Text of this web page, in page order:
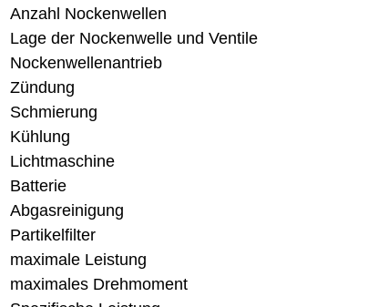
Anzahl Nockenwellen
Lage der Nockenwelle und Ventile
Nockenwellenantrieb
Zündung
Schmierung
Kühlung
Lichtmaschine
Batterie
Abgasreinigung
Partikelfilter
maximale Leistung
maximales Drehmoment